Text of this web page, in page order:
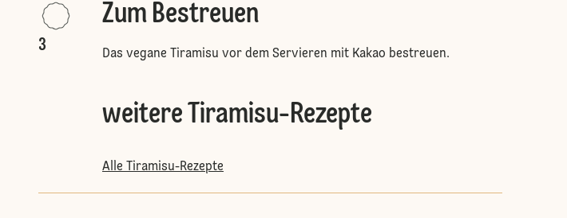
3
Zum Bestreuen
Das vegane Tiramisu vor dem Servieren mit Kakao bestreuen.
weitere Tiramisu-Rezepte
Alle Tiramisu-Rezepte